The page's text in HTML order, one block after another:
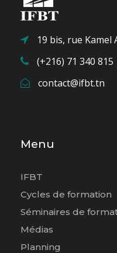
19 bis, rue Kamel
(+216) 71 340 815
contact@ifbt.tn
Menu
IFBT
Cycles de formation
Séminaires de
Médias
Planning